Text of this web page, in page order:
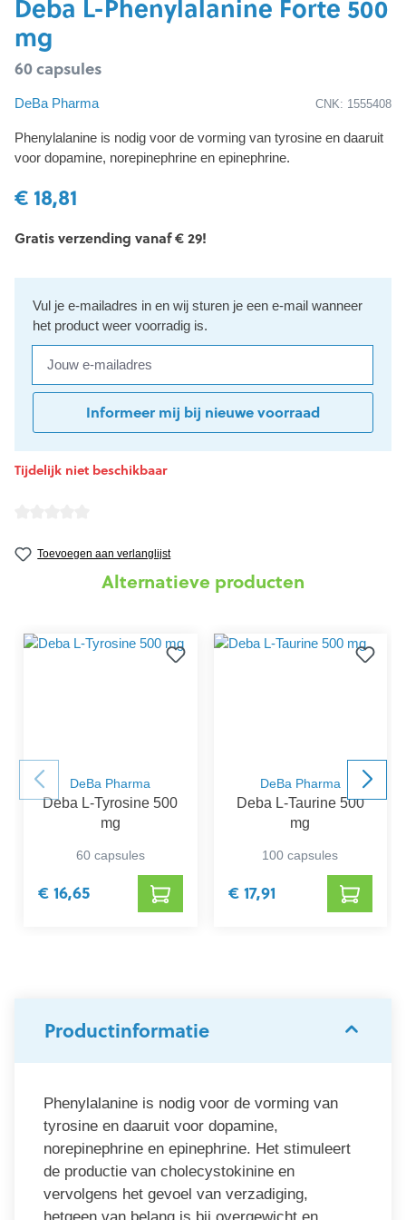
Deba L-Phenylalanine Forte 500
mg
60 capsules
DeBa Pharma CNK: 1555408
Phenylalanine is nodig voor de vorming van tyrosine en daaruit
voor dopamine, norepinephrine en epinephrine.
€ 18,81
Gratis verzending vanaf € 29!
Vul je e-mailadres in en wij sturen je een e-mail wanneer
het product weer voorradig is.
Informeer mij bij nieuwe voorraad
Tijdelijk niet beschikbaar
Toevoegen aan verlanglijst
Alternatieve producten
DeBa Pharma
Deba L-Tyrosine 500
mg
60 capsules
€ 16,65
DeBa Pharma
Deba L-Taurine 500
mg
100 capsules
€ 17,91
Productinformatie
Phenylalanine is nodig voor de vorming van
tyrosine en daaruit voor dopamine,
norepinephrine en epinephrine. Het stimuleert
de productie van cholecystokinine en
vervolgens het gevoel van verzadiging,